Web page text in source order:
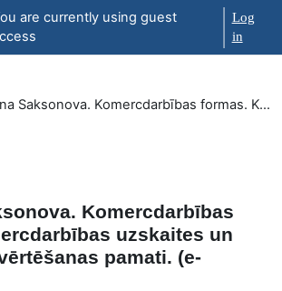
are currently using guest
Log
in
Svetlana Saksonova. Komercdarbības formas. Komercdarbības uzskaites un ražīguma novērtēšanas pamati. (e-grāmata)
Komercdarbības
uzskaites un
pamati. (e-